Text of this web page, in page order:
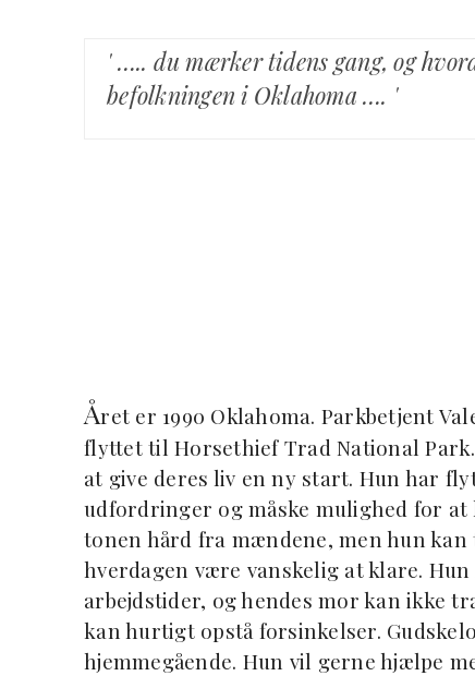
' ….. du mærker tidens gang, og
befolkningen i Oklahoma …. '
Året er 1990 Oklahoma. Parkbetjent
flyttet til Horsethief Trad National
at give deres liv en ny start. Hun har
udfordringer og måske mulighed for at
tonen hård fra mændene, men hun
hverdagen være vanskelig at klare.
arbejdstider, og hendes mor kan ikke
kan hurtigt opstå forsinkelser.
hjemmegående. Hun vil gerne hjælpe